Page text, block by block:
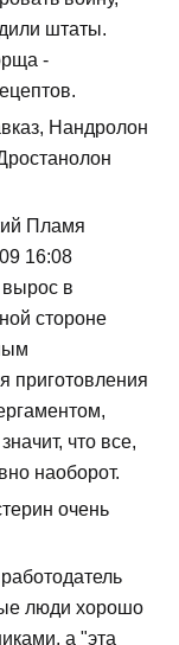
штаты.
-
Нандролон
Пламя
16:08
в
стороне
приготовления
что все,
наоборот.
очень
люди хорошо
а "эта